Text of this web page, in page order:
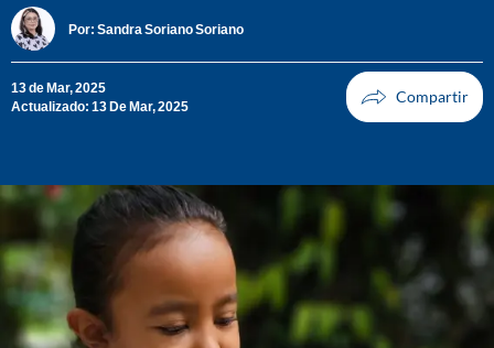
Por: Sandra Soriano Soriano
13 de Mar, 2025
Actualizado: 13 De Mar, 2025